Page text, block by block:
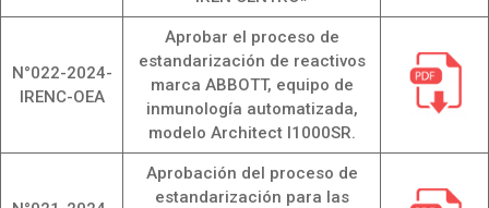
N°022-2024-
IRENC-OEA
Aprobar el proceso de
estandarización de reactivos
marca ABBOTT, equipo de
inmunología automatizada,
modelo Architect l1000SR.
Aprobación del proceso de
estandarización para las